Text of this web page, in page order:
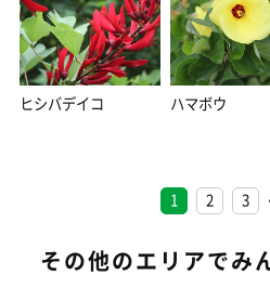
ヒシバデイコ ハマボウ
1 2 3
その他のエリアでみ